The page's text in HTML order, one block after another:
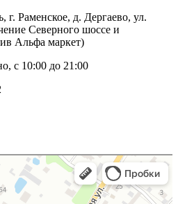
г. Раменское, д. Дергаево, ул.
Северного шоссе и
Альфа маркет)
с 10:00 до 21:00
поиск мест